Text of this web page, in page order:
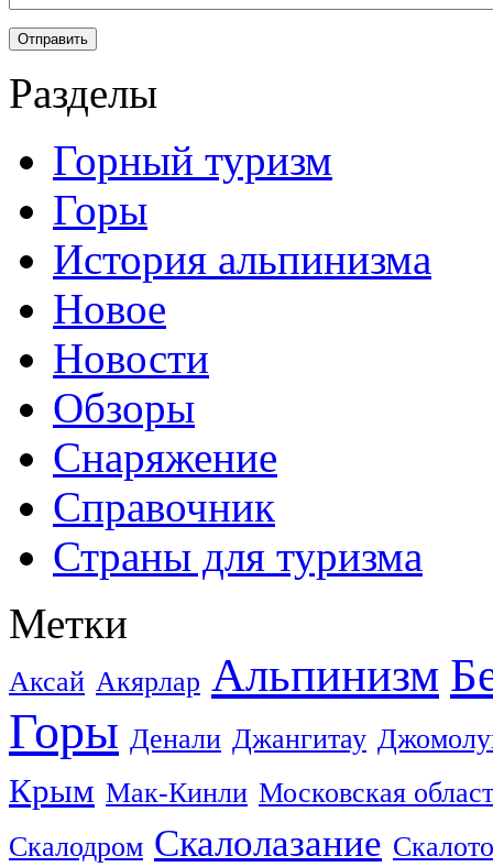
Разделы
Горный туризм
Горы
История альпинизма
Новое
Новости
Обзоры
Снаряжение
Справочник
Страны для туризма
Метки
Аксай Акярлар Альпинизм
Горы Денали Джангитау
Крым Мак-Кинли Московская
Скалодром Скалолазание